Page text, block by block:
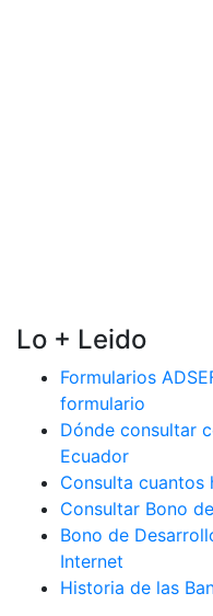
Lo + Leido
Formularios
formulario
Dónde consultar
Ecuador
Consulta cuantos
Consultar Bono
Bono de
Internet
Historia de las